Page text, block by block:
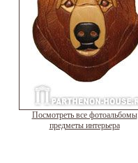
Посмотреть все фотоальбомы
предметы интерьера